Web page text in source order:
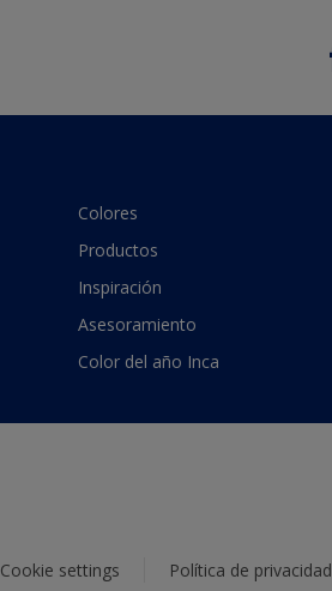
Colores
Productos
Inspiración
Asesoramiento
Color del año Inca
Cookie settings Política de privacidad